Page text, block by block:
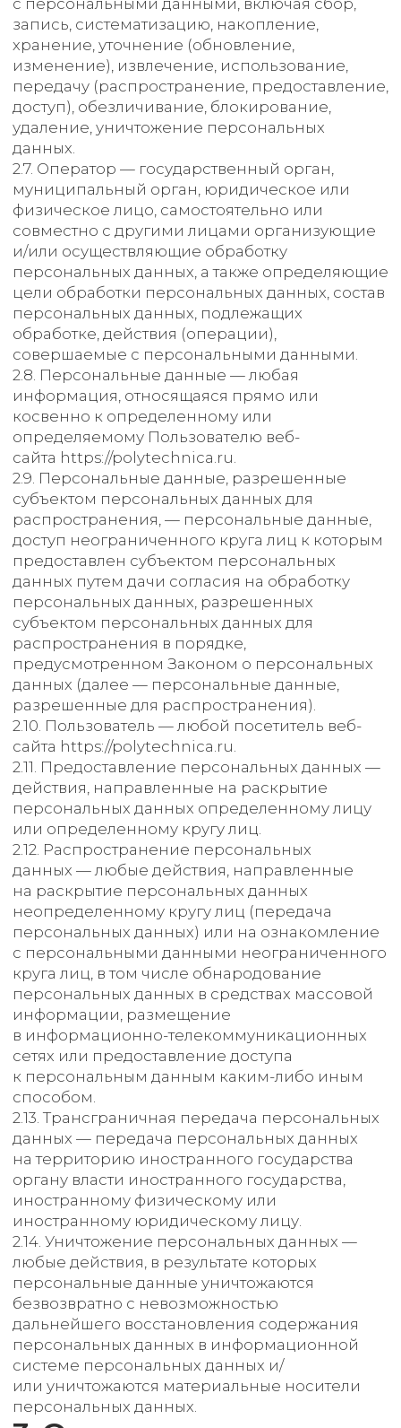
предоставлен субъектом персональных
данных путем дачи согласия на обработку
персональных данных, разрешенных
субъектом персональных данных для
распространения в порядке,
предусмотренном Законом о персональных
данных (далее — персональные данные,
разрешенные для распространения).
2.10. Пользователь — любой посетитель веб-
сайта https://polytechnica.ru.
2.11. Предоставление персональных данных —
действия, направленные на раскрытие
персональных данных определенному лицу
или определенному кругу лиц.
2.12. Распространение персональных
данных — любые действия, направленные
на раскрытие персональных данных
неопределенному кругу лиц (передача
персональных данных) или на ознакомление
с персональными данными неограниченного
круга лиц, в том числе обнародование
персональных данных в средствах массовой
информации, размещение
в информационно-телекоммуникационных
сетях или предоставление доступа
к персональным данным каким-либо иным
способом.
2.13. Трансграничная передача персональных
данных — передача персональных данных
на территорию иностранного государства
органу власти иностранного государства,
иностранному физическому или
иностранному юридическому лицу.
2.14. Уничтожение персональных данных —
любые действия, в результате которых
персональные данные уничтожаются
безвозвратно с невозможностью
дальнейшего восстановления содержания
персональных данных в информационной
системе персональных данных и/
персональных данных.
3. Основные права
и обязанности
Оператора
3.1. Оператор имеет право:
— получать от субъекта персональных данных
достоверные информацию и/или документы,
содержащие персональные данные;
— в случае отзыва субъектом персональных
данных согласия на обработку персональных
данных, а также, направления обращения
с требованием о прекращении обработки
персональных данных, Оператор вправе
продолжить обработку персональных данных
без согласия субъекта персональных данных
при наличии оснований, указанных в Законе
о персональных данных;
и перечень мер, необходимых и достаточных
для обеспечения выполнения обязанностей,
предусмотренных Законом о персональных
данных и принятыми в соответствии с ним
нормативными правовыми актами, если иное
не предусмотрено Законом о персональных
законами.
3.2. Оператор обязан:
— предоставлять субъекту персональных
данных по его просьбе информацию,
касающуюся обработки его персональных
данных;
— организовывать обработку персональных
данных в порядке, установленном
действующим законодательством РФ;
— отвечать на обращения и запросы
субъектов персональных данных
и их законных представителей в соответствии
с требованиями Закона о персональных
— сообщать в уполномоченный орган
по защите прав субъектов персональных
данных по запросу этого органа необходимую
информацию в течение 10 дней с даты
получения такого запроса;
— публиковать или иным образом
обеспечивать неограниченный доступ
к настоящей Политике в отношении
обработки персональных данных;
— принимать правовые, организационные
и технические меры для защиты
персональных данных от неправомерного
или случайного доступа к ним, уничтожения,
предоставления, распространения